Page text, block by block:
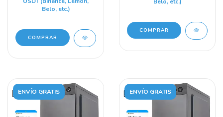
Belo, etc.)
COMPRAR
COMPRAR
ENVÍO GRATIS ENVÍO GRATIS